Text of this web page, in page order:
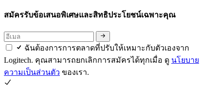
สมัครรับข้อเสนอพิเศษและสิทธิประโยชน์เฉพาะคุณ
ฉันต้องการการตลาดที่ปรับให้เหมาะกับตัวเองจาก
Logitech. คุณสามารถยกเลิกการสมัครได้ทุกเมื่อ ดู นโยบาย
ความเป็นส่วนตัว ของเรา.